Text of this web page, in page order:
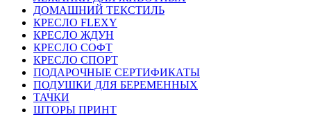
ДОМАШНИЙ ТЕКСТИЛЬ
КРЕСЛО FLEXY
КРЕСЛО ЖДУН
КРЕСЛО СОФТ
КРЕСЛО СПОРТ
ПОДАРОЧНЫЕ СЕРТИФИКАТЫ
ПОДУШКИ ДЛЯ БЕРЕМЕННЫХ
ТАЧКИ
ШТОРЫ ПРИНТ